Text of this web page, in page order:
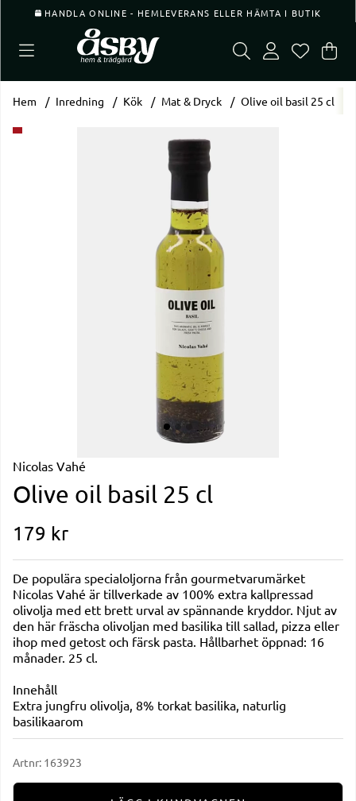
HANDLA ONLINE - HEMLEVERANS ELLER HÄMTA I BUTIK
.
Hem Inredning Kök Mat & Dryck Olive oil basil 25 cl
Produktbilder Olive oil basil 25 cl
Nicolas Vahé
Olive oil basil 25 cl
179 kr
De populära specialoljorna från gourmetvarumärket
Nicolas Vahé är tillverkade av 100% extra kallpressad
olivolja med ett brett urval av spännande kryddor. Njut av
den här fräscha olivoljan med basilika till sallad, pizza eller
ihop med getost och färsk pasta. Hållbarhet öppnad: 16
månader. 25 cl.
Innehåll
Extra jungfru olivolja, 8% torkat basilika, naturlig
basilikaarom
Artnr: 163923